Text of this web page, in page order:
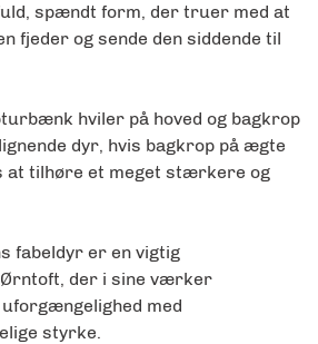
spændt form, der truer med at
fjeder og sende den siddende til
hviler på hoved og bagkrop
dyr, hvis bagkrop på ægte
at tilhøre et meget stærkere og
fabeldyr er en vigtig
der i sine værker
med
styrke.